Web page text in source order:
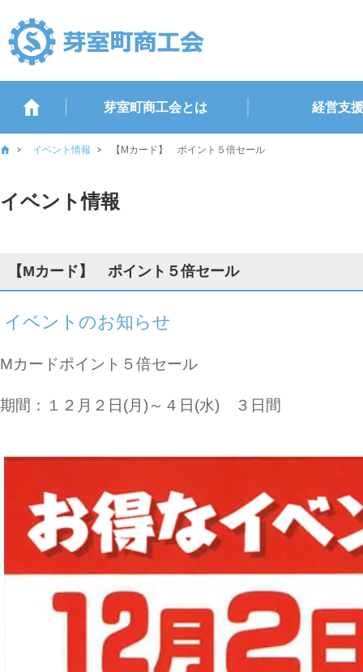
芽室町商工会とは 経営支
イベント情報 【Mカード】 ポイント５倍セール
イベント情報
【Mカード】 ポイント５倍セール
イベントのお知らせ
Mカードポイント５倍セール
期間：１２月２日(月)～４日(水) ３日間